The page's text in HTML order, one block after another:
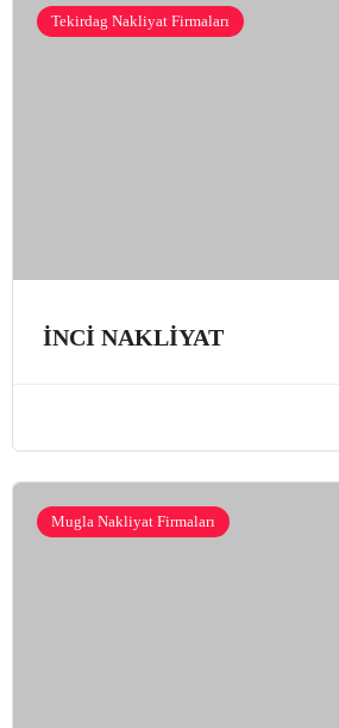
Tekirdag Nakliyat Firmaları
İNCİ NAKLİYAT
Mugla Nakliyat Firmaları